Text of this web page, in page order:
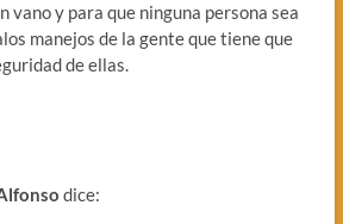
vano y para que ninguna persona sea
manejos de la gente que tiene que
de ellas.
dice: